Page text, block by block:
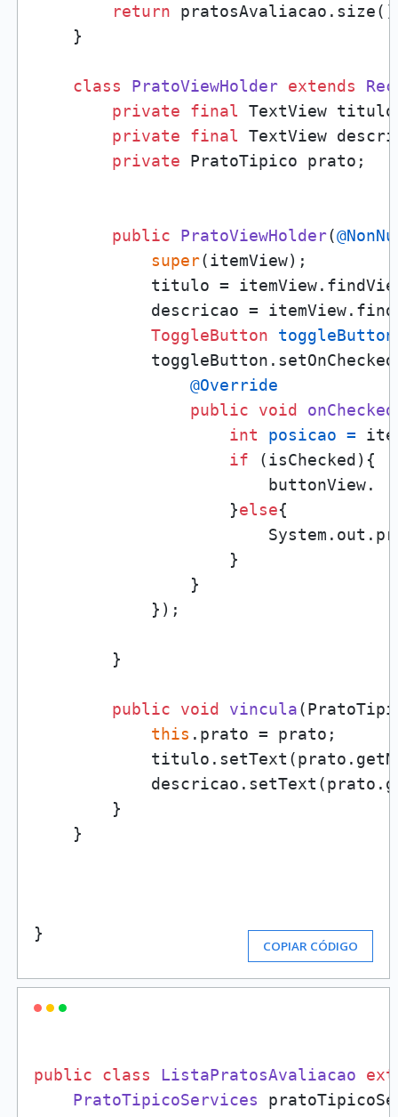
return
    }
class PratoViewHolder extends
private
final TextView
private
final TextView
private PratoTipico prato;
public PratoViewHolder(
super(itemView);
titulo =
descricao =
ToggleButton
toggleButton
@Override
public
void
int
posicao =
if (isChecked){
                        buttonView.
                    }
else{
                    }
                }
            });
        }
public void vincula
this .prato = prato;
        }
    }
}
COPIAR CÓDIGO
public class ListaPratosAvaliacao
PratoTipicoServices